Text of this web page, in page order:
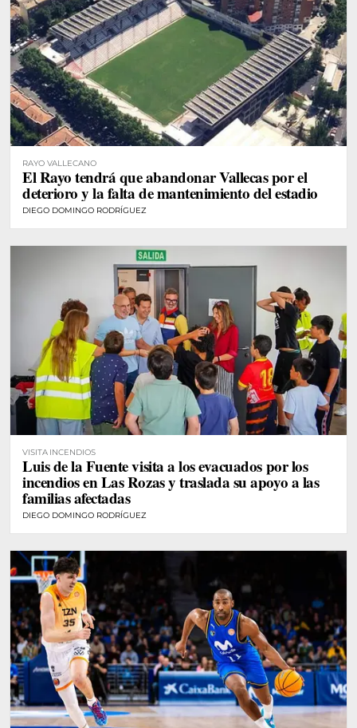
RAYO VALLECANO
El Rayo tendrá que abandonar Vallecas por el
deterioro y la falta de mantenimiento del estadio
DIEGO DOMINGO RODRÍGUEZ
VISITA INCENDIOS
Luis de la Fuente visita a los evacuados por los
incendios en Las Rozas y traslada su apoyo a las
familias afectadas
DIEGO DOMINGO RODRÍGUEZ